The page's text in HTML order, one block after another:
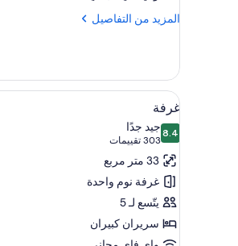
المزيد من التفاصيل
المزيد
غرفة
واسعة
استعراض
جميع
صور
غرفة
4
غرفة
8.48.4 من 10
جيد جدًا
303 تقييمات
(303
تقييمات)
33 متر مربع
غرفة نوم واحدة
يتّسع لـ 5
سريران كبيران